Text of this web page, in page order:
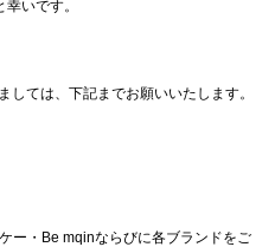
いです。
ては、下記までお願いいたします。
ー・Be mqinならびに各ブランドをご